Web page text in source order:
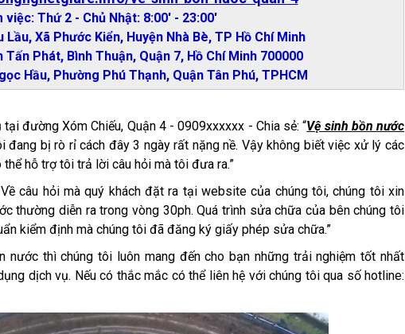
việc: Thứ 2 - Chủ Nhật: 8:00' - 23:00'
Xã Phước Kiển, Huyện Nhà Bè, TP Hồ Chí Minh
Tấn Phát, Bình Thuận, Quận 7, Hồ Chí Minh 700000
Hầu, Phường Phú Thạnh, Quận Tân Phú, TPHCM
đường Xóm Chiếu, Quận 4 - 0909xxxxxx - Chia sẻ: “Vệ sinh bồn nước
bị rò rỉ cách đây 3 ngày rất nặng nề. Vậy không biết việc xử lý các
hỗ trợ tôi trả lời câu hỏi mà tôi đưa ra.”
câu hỏi mà quý khách đặt ra tại website của chúng tôi, chúng tôi xin
thường diễn ra trong vòng 30ph. Quá trình sửa chữa của bên chúng tôi
kiểm định mà chúng tôi đã đăng ký giấy phép sửa chữa.”
nước thì chúng tôi luôn mang đến cho bạn những trải nghiệm tốt nhất
dịch vụ. Nếu có thắc mắc có thể liên hệ với chúng tôi qua số hotline: